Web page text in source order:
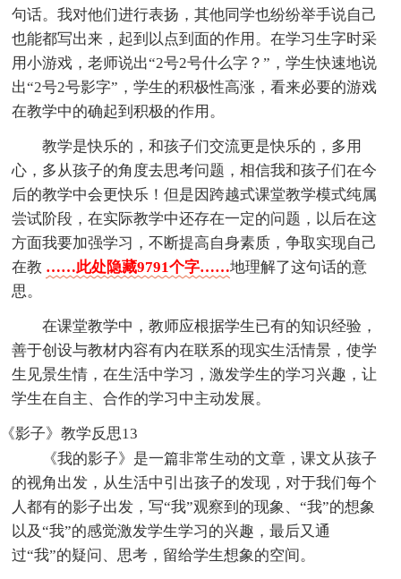
句话。我对他们进行表扬，其他同学也纷纷举手说自己
也能都写出来，起到以点到面的作用。在学习生字时采
用小游戏，老师说出“2号2号什么字？”，学生快速地说
出“2号2号影字”，学生的积极性高涨，看来必要的游戏
在教学中的确起到积极的作用。
教学是快乐的，和孩子们交流更是快乐的，多用
心，多从孩子的角度去思考问题，相信我和孩子们在今
后的教学中会更快乐！但是因跨越式课堂教学模式纯属
尝试阶段，在实际教学中还存在一定的问题，以后在这
方面我要加强学习，不断提高自身素质，争取实现自己
在教 ……此处隐藏9791个字……地理解了这句话的意
思。
在课堂教学中，教师应根据学生已有的知识经验，
善于创设与教材内容有内在联系的现实生活情景，使学
生见景生情，在生活中学习，激发学生的学习兴趣，让
学生在自主、合作的学习中主动发展。
《影子》教学反思13
《我的影子》是一篇非常生动的文章，课文从孩子
的视角出发，从生活中引出孩子的发现，对于我们每个
人都有的影子出发，写“我”观察到的现象、“我”的想象
以及“我”的感觉激发学生学习的兴趣，最后又通
过“我”的疑问、思考，留给学生想象的空间。